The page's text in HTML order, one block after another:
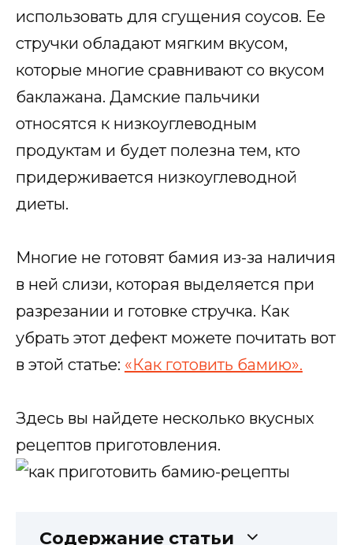
использовать для сгущения соусов. Ее
стручки обладают мягким вкусом,
которые многие сравнивают со вкусом
баклажана. Дамские пальчики
относятся к низкоуглеводным
продуктам и будет полезна тем, кто
придерживается низкоуглеводной
диеты.
Многие не готовят бамия из-за наличия
в ней слизи, которая выделяется при
разрезании и готовке стручка. Как
убрать этот дефект можете почитать вот
в этой статье: «Как готовить бамию».
Здесь вы найдете несколько вкусных
рецептов приготовления.
Содержание статьи